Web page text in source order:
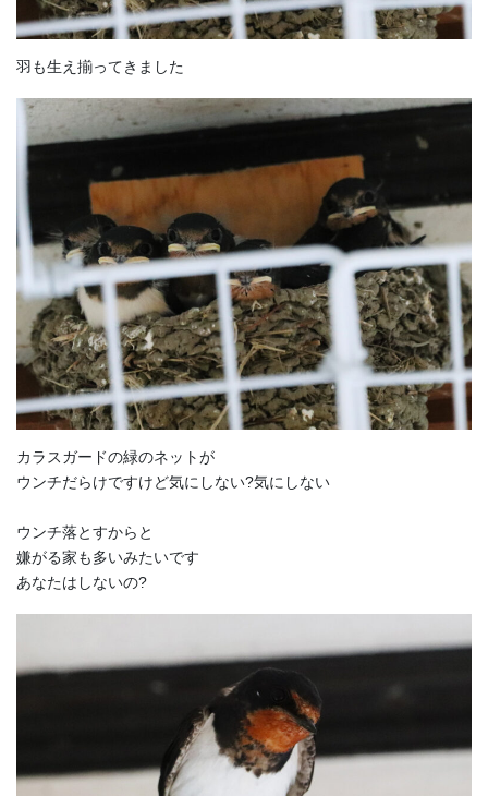
羽も生え揃ってきました
カラスガードの緑のネットが
ウンチだらけですけど気にしない?気にしない
ウンチ落とすからと
嫌がる家も多いみたいです
あなたはしないの?